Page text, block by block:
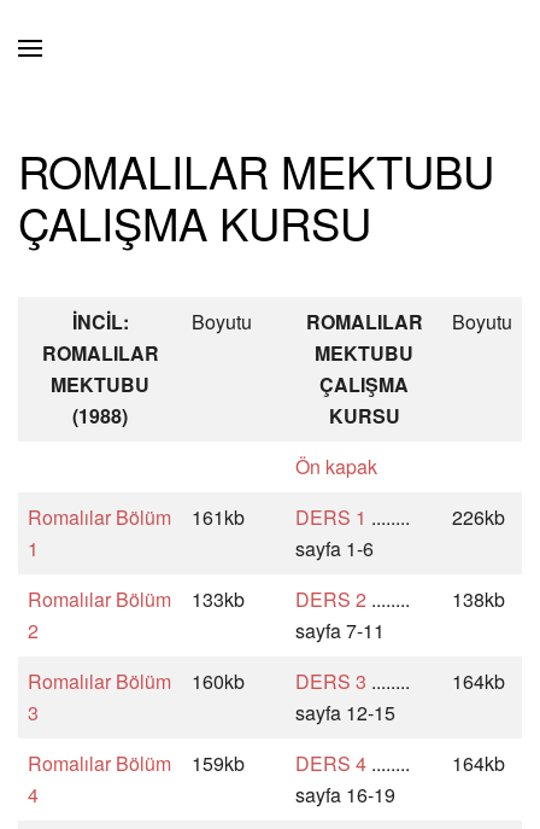
ROMALILAR MEKTUBU
ÇALIŞMA KURSU
İNCİL:
ROMALILAR
MEKTUBU
(1988)
Boyutu
ROMALILAR
MEKTUBU
ÇALIŞMA
KURSU
Boyutu
Ön kapak
Romalılar Bölüm
1
161kb DERS 1 ........
sayfa 1-6
226kb
Romalılar Bölüm
2
133kb DERS 2 ........
sayfa 7-11
138kb
Romalılar Bölüm
3
160kb DERS 3 ........
sayfa 12-15
164kb
Romalılar Bölüm
4
159kb DERS 4 ........
sayfa 16-19
164kb